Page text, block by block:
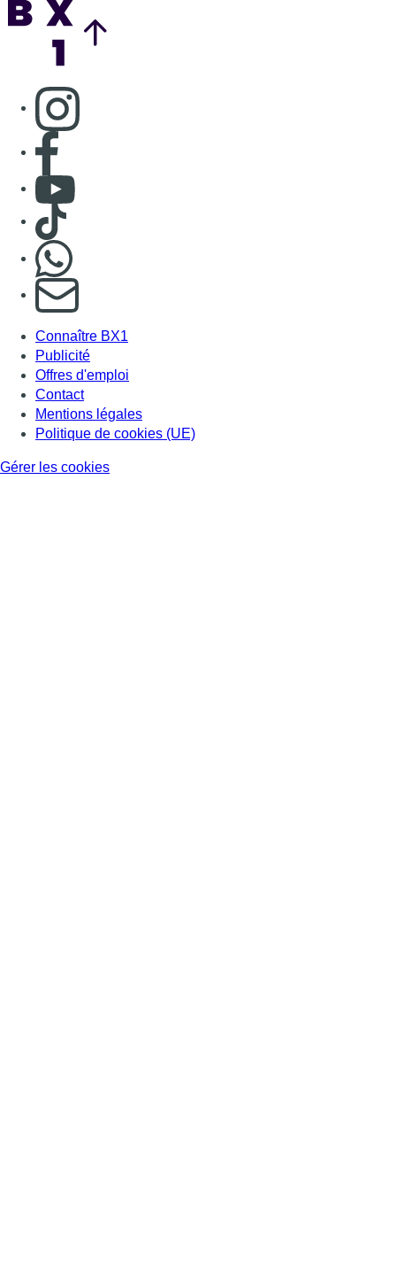
Consulter page Instagram
Consulter page Facebook
Consulter Youtube
Consulter TikTok
S'abonner à notre newsletter
Connaître BX1
Publicité
Offres d'emploi
Contact
Mentions légales
Politique de cookies (UE)
Gérer les cookies